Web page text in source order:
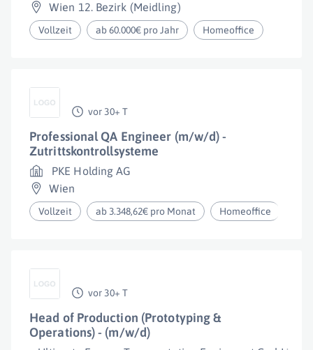
Wien 12. Bezirk (Meidling)
Vollzeit ab 60.000€ pro Jahr Homeoffice
vor 30+ T
Professional QA Engineer (m/w/d) -
Zutrittskontrollsysteme
PKE Holding AG
Wien
Vollzeit ab 3.348,62€ pro Monat Homeoffice
vor 30+ T
Head of Production (Prototyping &
Operations) - (m/w/d)